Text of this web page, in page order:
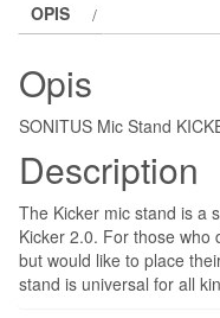
OPIS
Opis
SONITUS Mic Stand
Description
The Kicker mic stand is a
Kicker 2.0. For those who
but would like to place
stand is universal for all